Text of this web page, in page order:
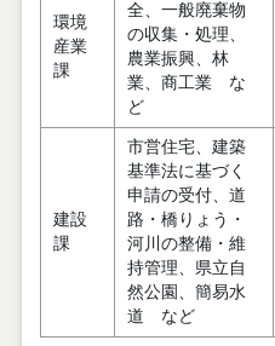
環境
産業
課
全、一般廃棄物
の収集・処理、
農業振興、林
業、商工業 な
ど
建設
課
市営住宅、建築
基準法に基づく
申請の受付、道
路・橋りょう・
河川の整備・維
持管理、県立自
然公園、簡易水
道 など